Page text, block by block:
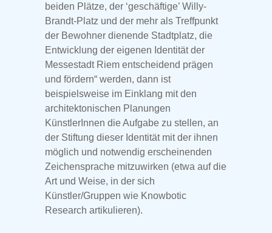
beiden Plätze, der ‘geschäftige’ Willy-
Brandt-Platz und der mehr als Treffpunkt
der Bewohner dienende Stadtplatz, die
Entwicklung der eigenen Identität der
Messestadt Riem entscheidend prägen
und fördern“ werden, dann ist
beispielsweise im Einklang mit den
architektonischen Planungen
KünstlerInnen die Aufgabe zu stellen, an
der Stiftung dieser Identität mit der ihnen
möglich und notwendig erscheinenden
Zeichensprache mitzuwirken (etwa auf die
Art und Weise, in der sich
Künstler/Gruppen wie Knowbotic
Research artikulieren).